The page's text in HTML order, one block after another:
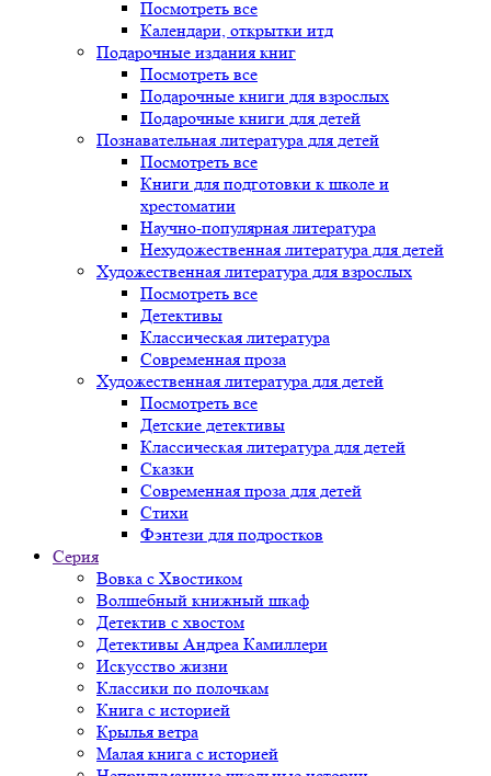
Посмотреть все
Календари, открытки итд
Подарочные издания книг
Посмотреть все
Подарочные книги для взрослых
Подарочные книги для детей
Познавательная литература для детей
Посмотреть все
Книги для подготовки к школе и
хрестоматии
Научно-популярная литература
Нехудожественная литература для детей
Художественная литература для взрослых
Посмотреть все
Детективы
Классическая литература
Современная проза
Художественная литература для детей
Посмотреть все
Детские детективы
Классическая литература для детей
Сказки
Современная проза для детей
Стихи
Фэнтези для подростков
Серия
Вовка с Хвостиком
Волшебный книжный шкаф
Детектив с хвостом
Детективы Андреа Камиллери
Искусство жизни
Классики по полочкам
Книга с историей
Крылья ветра
Малая книга с историей